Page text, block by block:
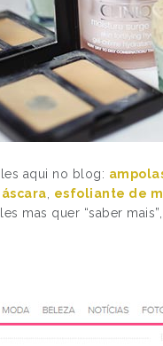
aqui no blog:
esfoliante de
mas quer “saber